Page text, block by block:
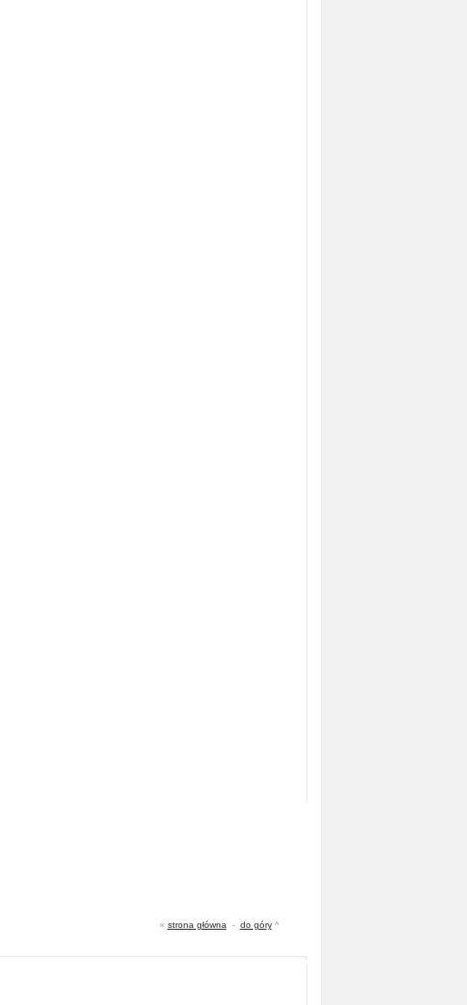
« strona główna - do góry^